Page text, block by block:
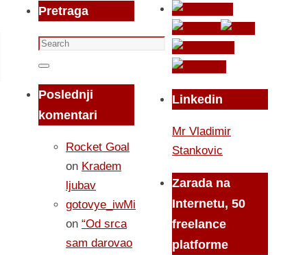
Pretraga
Search
for:
Search
Poslednji
komentari
Rocket Goal
on Kradem
ljubav
gotovye_iwMi
on “Od srca
sam darovao
Linkedin
Mr Vladimir
Stankovic
Zarada na
Internetu, 50
freelance
platforme